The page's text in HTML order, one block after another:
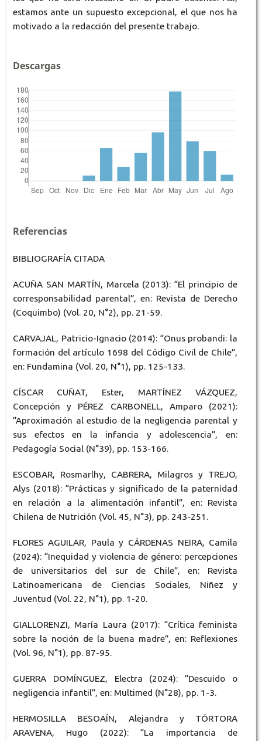
estamos ante un supuesto excepcional, el que nos ha
motivado a la redacción del presente trabajo.
Descargas
Referencias
BIBLIOGRAFÍA CITADA
ACUÑA SAN MARTÍN, Marcela (2013): “El principio de
corresponsabilidad parental”, en: Revista de Derecho
(Coquimbo) (Vol. 20, N°2), pp. 21-59.
CARVAJAL, Patricio-Ignacio (2014): “Onus probandi: la
formación del artículo 1698 del Código Civil de Chile”,
en: Fundamina (Vol. 20, N°1), pp. 125-133.
CÍSCAR CUÑAT, Ester, MARTÍNEZ VÁZQUEZ,
Concepción y PÉREZ CARBONELL, Amparo (2021):
“Aproximación al estudio de la negligencia parental y
sus efectos en la infancia y adolescencia”, en:
Pedagogía Social (N°39), pp. 153-166.
ESCOBAR, Rosmarlhy, CABRERA, Milagros y TREJO,
Alys (2018): “Prácticas y significado de la paternidad
en relación a la alimentación infantil”, en: Revista
Chilena de Nutrición (Vol. 45, N°3), pp. 243-251.
FLORES AGUILAR, Paula y CÁRDENAS NEIRA, Camila
(2024): “Inequidad y violencia de género: percepciones
de universitarios del sur de Chile”, en: Revista
Latinoamericana de Ciencias Sociales, Niñez y
Juventud (Vol. 22, N°1), pp. 1-20.
GIALLORENZI, María Laura (2017): “Crítica feminista
sobre la noción de la buena madre”, en: Reflexiones
(Vol. 96, N°1), pp. 87-95.
GUERRA DOMÍNGUEZ, Electra (2024): “Descuido o
negligencia infantil”, en: Multimed (N°28), pp. 1-3.
HERMOSILLA BESOAÍN, Alejandra y TÓRTORA
ARAVENA, Hugo (2022): “La importancia de